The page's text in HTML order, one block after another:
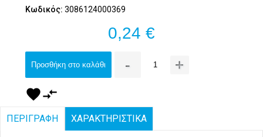
Κωδικός: 3086124000369
0,24 €
Προσθήκη στο καλάθι - +
favoritecompare_arrows
ΠΕΡΙΓΡΑΦΗ ΧΑΡΑΚΤΗΡΙΣΤΙΚΑ